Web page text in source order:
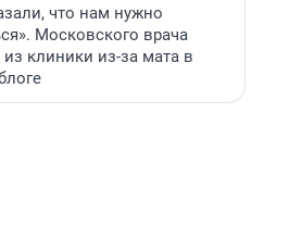
что нам нужно
Московского врача
клиники из-за мата в